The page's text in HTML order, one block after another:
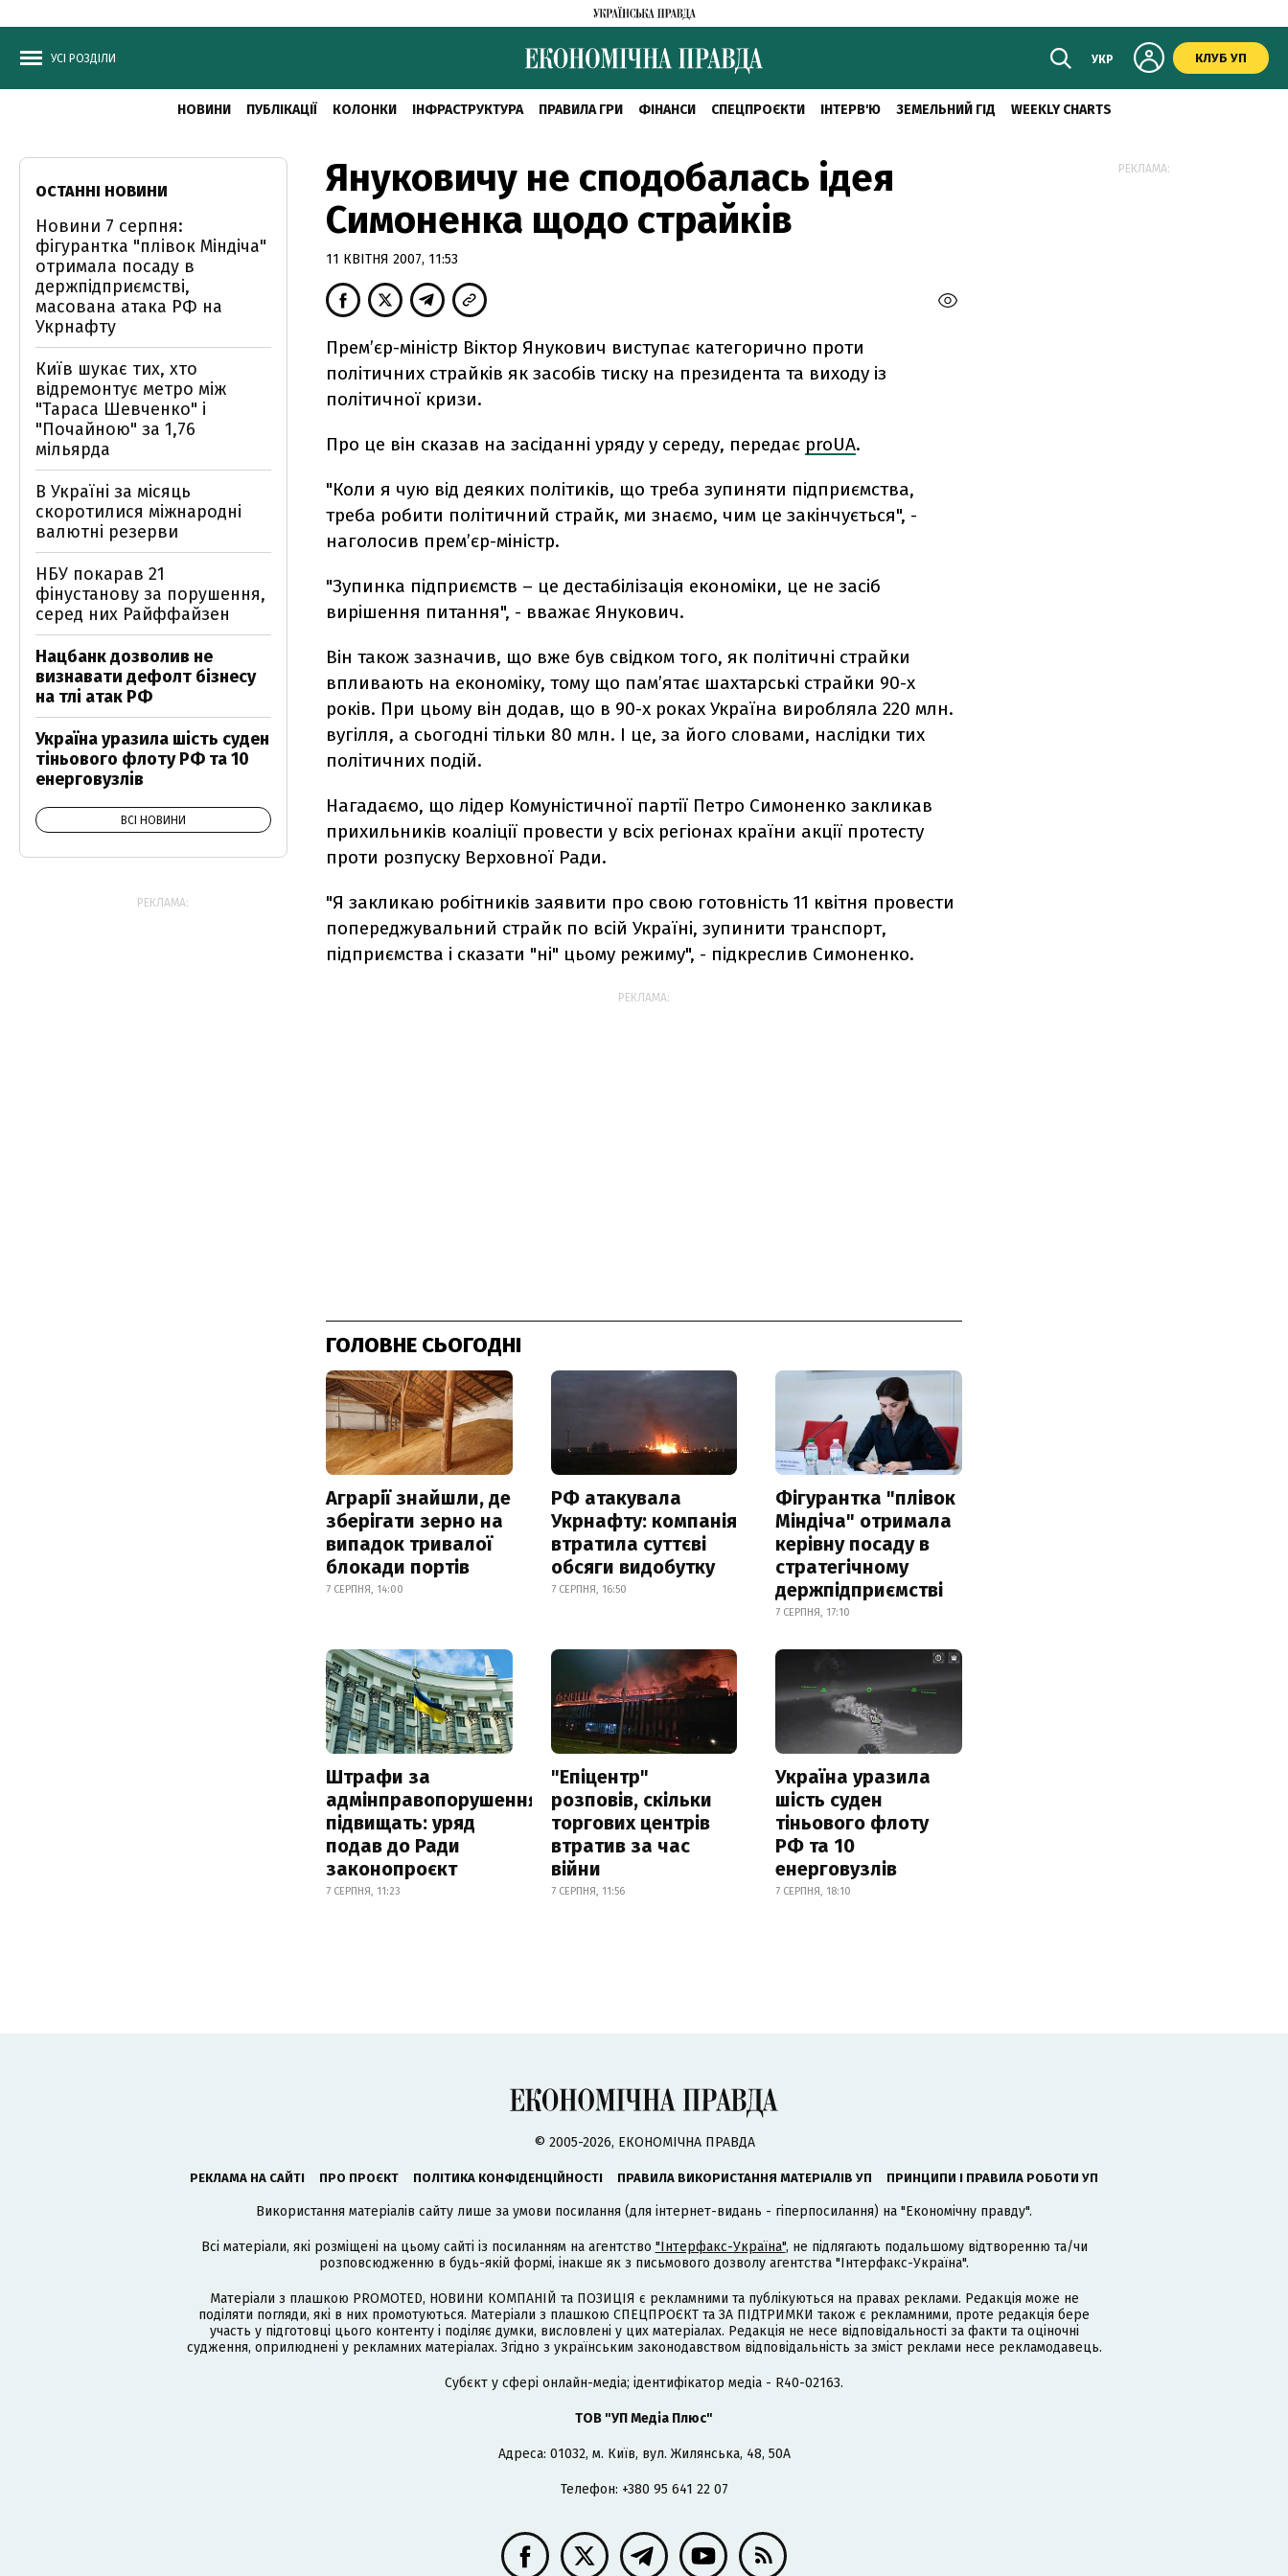
УСІ РОЗДІЛИ УКР КЛУБ УП
НОВИНИ ПУБЛІКАЦІЇ КОЛОНКИ ІНФРАСТРУКТУРА ПРАВИЛА ГРИ ФІНАНСИ СПЕЦПРОЄКТИ ІНТЕРВ'Ю ЗЕМЕЛЬНИЙ ГІД WEEKLY CHARTS
Януковичу не сподобалась ідея
Симоненка щодо страйків
11 КВІТНЯ 2007, 11:53
Прем’єр-міністр Віктор Янукович виступає категорично проти
політичних страйків як засобів тиску на президента та виходу із
політичної кризи.
Про це він сказав на засіданні уряду у середу, передає proUA.
"Коли я чую від деяких політиків, що треба зупиняти підприємства,
треба робити політичний страйк, ми знаємо, чим це закінчується", -
наголосив прем’єр-міністр.
"Зупинка підприємств – це дестабілізація економіки, це не засіб
вирішення питання", - вважає Янукович.
Він також зазначив, що вже був свідком того, як політичні страйки
впливають на економіку, тому що пам’ятає шахтарські страйки 90-х
років. При цьому він додав, що в 90-х роках Україна виробляла 220 млн.
вугілля, а сьогодні тільки 80 млн. І це, за його словами, наслідки тих
політичних подій.
Нагадаємо, що лідер Комуністичної партії Петро Симоненко закликав
прихильників коаліції провести у всіх регіонах країни акції протесту
проти розпуску Верховної Ради.
"Я закликаю робітників заявити про свою готовність 11 квітня провести
попереджувальний страйк по всій Україні, зупинити транспорт,
підприємства і сказати "ні" цьому режиму", - підкреслив Симоненко.
РЕКЛАМА:
ГОЛОВНЕ СЬОГОДНІ
Аграрії знайшли, де
зберігати зерно на
випадок тривалої
блокади портів
7 СЕРПНЯ, 14:00
РФ атакувала
Укрнафту: компанія
втратила суттєві
обсяги видобутку
7 СЕРПНЯ, 16:50
Фігурантка "плівок
Міндіча" отримала
керівну посаду в
стратегічному
держпідприємстві
7 СЕРПНЯ, 17:10
Штрафи за
адмінправопорушення
підвищать: уряд
подав до Ради
законопроєкт
7 СЕРПНЯ, 11:23
"Епіцентр"
розповів, скільки
торгових центрів
втратив за час
війни
7 СЕРПНЯ, 11:56
Україна уразила
шість суден
тіньового флоту
РФ та 10
енерговузлів
7 СЕРПНЯ, 18:10
ОСТАННІ НОВИНИ
Новини 7 серпня:
фігурантка "плівок Міндіча"
отримала посаду в
держпідприємстві,
масована атака РФ на
Укрнафту
Київ шукає тих, хто
відремонтує метро між
"Тараса Шевченко" і
"Почайною" за 1,76
мільярда
В Україні за місяць
скоротилися міжнародні
валютні резерви
НБУ покарав 21
фінустанову за порушення,
серед них Райффайзен
Нацбанк дозволив не
визнавати дефолт бізнесу
на тлі атак РФ
Україна уразила шість суден
тіньового флоту РФ та 10
енерговузлів
ВСІ НОВИНИ
РЕКЛАМА:
РЕКЛАМА:
© 2005-2026, ЕКОНОМІЧНА ПРАВДА
РЕКЛАМА НА САЙТІ ПРО ПРОЄКТ ПОЛІТИКА КОНФІДЕНЦІЙНОСТІ ПРАВИЛА ВИКОРИСТАННЯ МАТЕРІАЛІВ УП ПРИНЦИПИ І ПРАВИЛА РОБОТИ УП
Використання матеріалів сайту лише за умови посилання (для інтернет-видань - гіперпосилання) на "Економічну правду".
Всі матеріали, які розміщені на цьому сайті із посиланням на агентство "Інтерфакс-Україна", не підлягають подальшому відтворенню та/чи
розповсюдженню в будь-якій формі, інакше як з письмового дозволу агентства "Інтерфакс-Україна".
Матеріали з плашкою PROMOTED, НОВИНИ КОМПАНІЙ та ПОЗИЦІЯ є рекламними та публікуються на правах реклами. Редакція може не
поділяти погляди, які в них промотуються. Матеріали з плашкою СПЕЦПРОЄКТ та ЗА ПІДТРИМКИ також є рекламними, проте редакція бере
участь у підготовці цього контенту і поділяє думки, висловлені у цих матеріалах. Редакція не несе відповідальності за факти та оціночні
судження, оприлюднені у рекламних матеріалах. Згідно з українським законодавством відповідальність за зміст реклами несе рекламодавець.
Cубєкт у сфері онлайн-медіа; ідентифікатор медіа - R40-02163.
ТОВ "УП Медіа Плюс"
Адреса: 01032, м. Київ, вул. Жилянська, 48, 50А
Телефон: +380 95 641 22 07